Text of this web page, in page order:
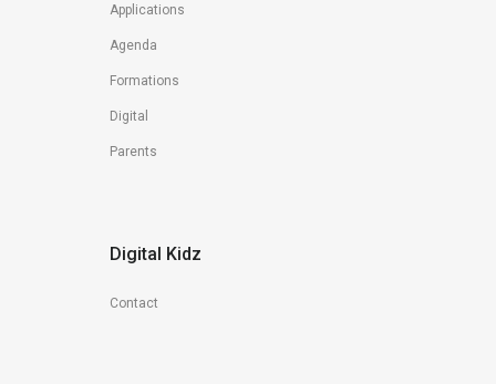
Applications
Agenda
Formations
Digital
Parents
Digital Kidz
Contact